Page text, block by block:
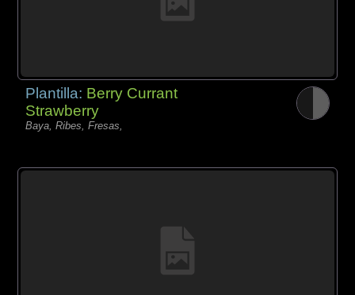
Plantilla: Berry Currant
Strawberry
Baya, Ribes, Fresas,